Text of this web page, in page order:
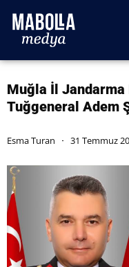
Muğla İl Jandarma
Tuğgeneral Adem
Esma Turan 31 Temmuz